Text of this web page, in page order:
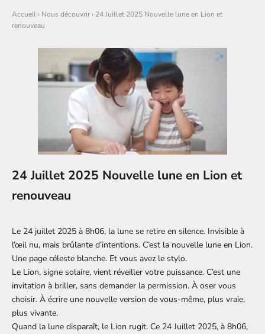
Accueil› Nous découvrir› 24 Juillet 2025 Nouvelle lune en Lion et
renouveau
24 Juillet 2025 Nouvelle lune en Lion et
renouveau
Le 24 juillet 2025 à 8h06, la lune se retire en silence. Invisible à
l’œil nu, mais brûlante d’intentions. C’est la nouvelle lune en Lion.
Une page céleste blanche. Et vous avez le stylo.
Le Lion, signe solaire, vient réveiller votre puissance. C’est une
invitation à briller, sans demander la permission. À oser vous
choisir. À écrire une nouvelle version de vous-même, plus vraie,
plus vivante.
Quand la lune disparaît, le Lion rugit. Ce 24 Juillet 2025, à 8h06,